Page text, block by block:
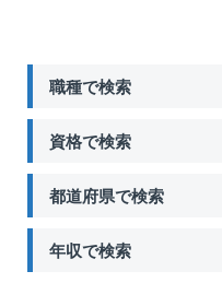
職種で検索
資格で検索
都道府県で検索
年収で検索